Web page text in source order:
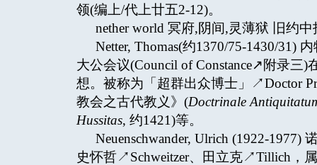
领(编上/代上廿五2-12)。
nether world 冥府,阴间,灵薄狱 旧约
Netter, Thomas(约1370/75-1430/31)
大公会议(Council of Constance↗附录
想。被称为「超群出众博士」↗Doctor
教会之古代教义》(Doctrinale
Hussitas, 约1421)等。
Neuenschwander, Ulrich (1922-
史怀哲↗Schweitzer、田立克↗Tillich，